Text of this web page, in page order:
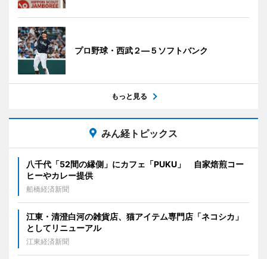
プロ野球・西武２―５ソフトバンク
もっと見る
みん経トピックス
八千代「52間の縁側」にカフェ「PUKU」 自家焙煎コー
ヒーやカレー提供
船橋経済新聞
江東・清澄白河の雑貨店、猫アイテム専門店「ネコシカ」
としてリニューアル
江東経済新聞